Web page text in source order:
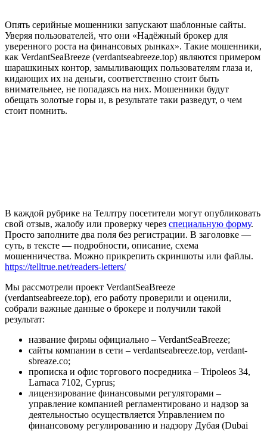
Опять серийные мошенники запускают шаблонные сайты.
Уверяя пользователей, что они «Надёжный брокер для
уверенного роста на финансовых рынках». Такие мошенники,
как VerdantSeaBreeze (verdantseabreeze.top) являются примером
шарашкиных контор, замыливающих пользователям глаза и,
кидающих их на деньги, соответственно стоит быть
внимательнее, не попадаясь на них. Мошенники будут
обещать золотые горы и, в результате таки разведут, о чем
стоит помнить.
В каждой рубрике на Теллтру посетители могут опубликовать
свой отзыв, жалобу или проверку через специальную форму.
Просто заполните два поля без регистрации. В заголовке —
суть, в тексте — подробности, описание, схема
мошенничества. Можно прикрепить скриншоты или файлы.
https://telltrue.net/readers-letters/
Мы рассмотрели проект VerdantSeaBreeze
(verdantseabreeze.top), его работу проверили и оценили,
собрали важные данные о брокере и получили такой
результат:
название фирмы официально – VerdantSeaBreeze;
сайты компании в сети – verdantseabreeze.top, verdant-
sbreaze.co;
прописка и офис торгового посредника – Tripoleos 34,
Larnaca 7102, Cyprus;
лицензирование финансовыми регуляторами –
управление компанией регламентировано и надзор за
деятельностью осуществляется Управлением по
финансовому регулированию и надзору Дубая (Dubai